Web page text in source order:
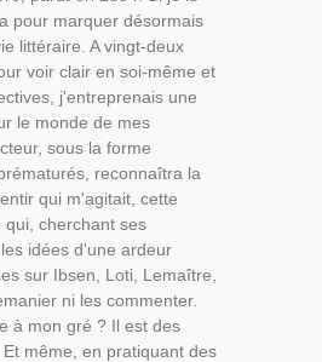
pour marquer désormais
littéraire. A vingt-deux
voir clair en soi-même et
j'entreprenais une
le monde de mes
sous la forme
reconnaîtra la
qui m'agitait, cette
qui, cherchant ses
idées d'une ardeur
sur Ibsen, Loti, Lemaître,
ni les commenter.
à mon gré ? Il est des
même, en pratiquant des